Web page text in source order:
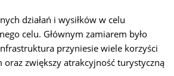
działań i wysiłków w celu
celu. Głównym zamiarem było
przyniesie wiele korzyści
oraz zwiększy atrakcyjność turystyczną